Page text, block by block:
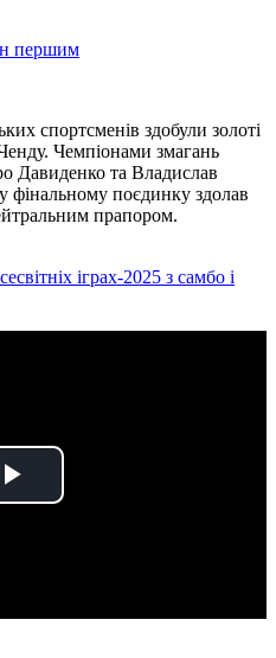
першим
спортсменів здобули золоті
Чемпіонами змагань
Давиденко та Владислав
поєдинку здолав
прапором.
іграх-2025 з самбо і
Play